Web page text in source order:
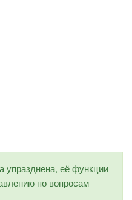
её функции
по вопросам